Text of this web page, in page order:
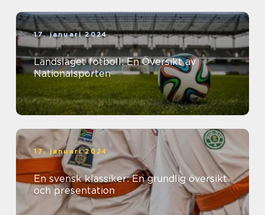
17. januari 2024
Landslaget fotboll: En Översikt av
Nationalsporten
17. januari 2024
En svensk klassiker: En grundlig översikt
och presentation